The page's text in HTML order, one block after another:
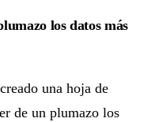
los datos más
una hoja de
de un plumazo los